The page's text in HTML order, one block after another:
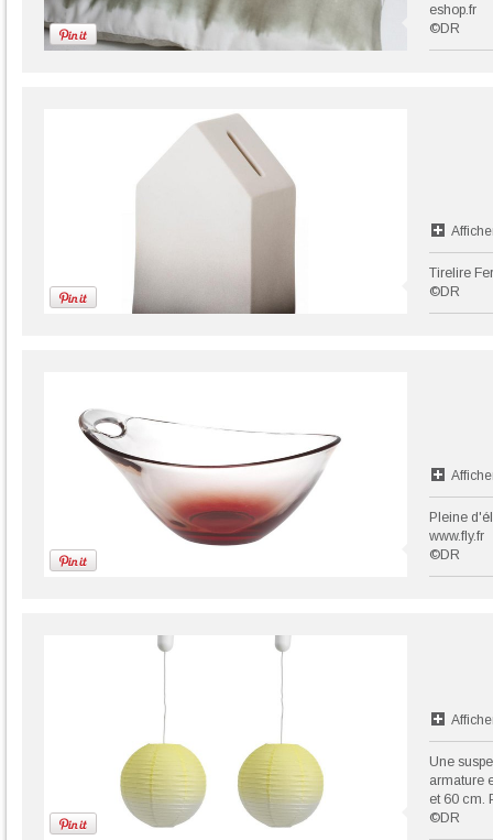
eshop.fr
©DR
Tirelire
©DR
Pleine
www.fly.fr
©DR
Une
armature
et 60 cm.
©DR